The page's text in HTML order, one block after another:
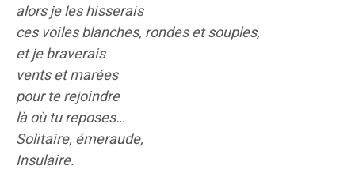
alors je les hisserais
ces voiles blanches, rondes et souples,
et je braverais
vents et marées
pour te rejoindre
là où tu reposes…
Solitaire, émeraude,
Insulaire.